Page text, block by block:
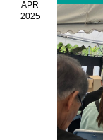
APR
2025